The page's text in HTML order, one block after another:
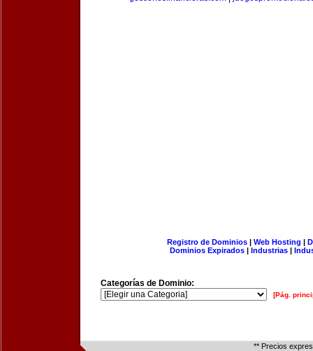
Registro de Dominios| Web Hosting |
Dominios Expirados | Industrias |
Categorías de Dominio:
[Pág.
** Precios